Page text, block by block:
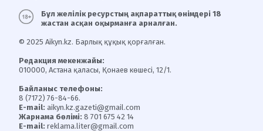
Бұл желілік ресурстың ақпараттық өнімдері 18
жастан асқан оқырманға арналған.
© 2025 Aikyn.kz. Барлық құқық қорғалған.
Редакция мекенжайы:
010000, Астана қаласы, Қонаев көшесі, 12/1.
Байланыс телефоны:
8 (7172) 76-84-66.
E-mail: aikyn.kz.gazeti@gmail.com
Жарнама бөлімі: 8 701 675 42 14
E-mail: reklama.liter@gmail.com